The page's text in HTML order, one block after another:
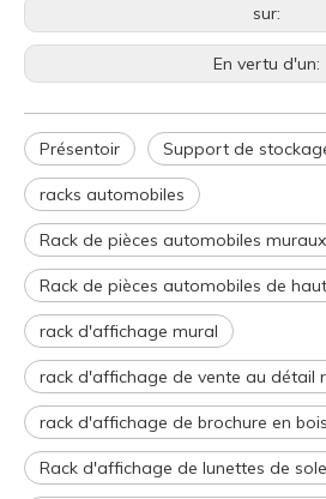
sur:
En vertu d'un:
Présentoir Support de
racks automobiles
Rack de pièces automobiles muraux
Rack de pièces automobiles de
rack d'affichage mural
rack d'affichage de vente au détail
rack d'affichage de brochure en bois
Rack d'affichage de lunettes de